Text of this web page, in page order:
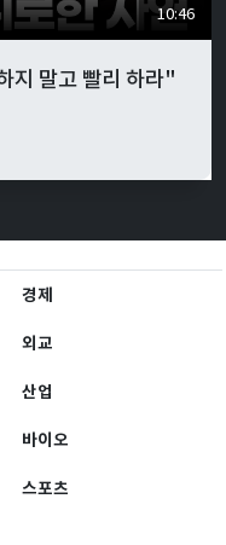
10:46
지 말고 빨리 하라"
경제
외교
산업
바이오
스포츠